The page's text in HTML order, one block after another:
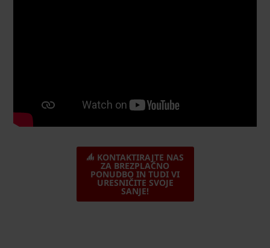
KONTAKTIRAJTE NAS
ZA BREZPLAČNO
PONUDBO IN TUDI VI
URESNIČITE SVOJE
SANJE!